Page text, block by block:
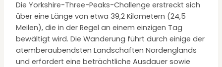
Die Yorkshire-Three-Peaks-Challenge erstreckt sich
über eine Länge von etwa 39,2 Kilometern (24,5
Meilen), die in der Regel an einem einzigen Tag
bewältigt wird. Die Wanderung führt durch einige der
atemberaubendsten Landschaften Nordenglands
und erfordert eine beträchtliche Ausdauer sowie